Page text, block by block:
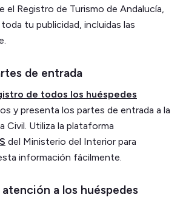
el Registro de Turismo de Andalucía,
tu publicidad, incluidas las
de entrada
de todos los huéspedes
y presenta los partes de entrada a la
Civil. Utiliza la plataforma
del Ministerio del Interior para
información fácilmente.
a los huéspedes